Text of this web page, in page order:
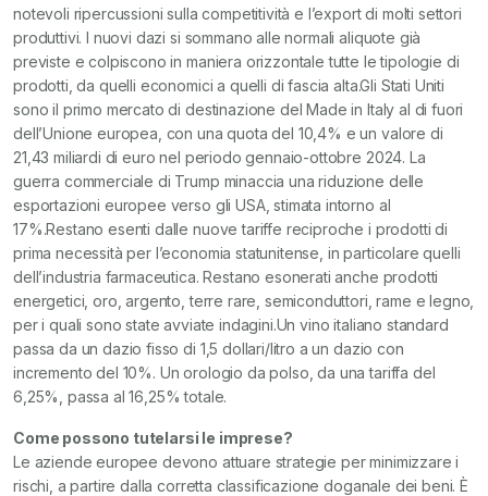
notevoli ripercussioni sulla competitività e l’export di molti settori
produttivi. I nuovi dazi si sommano alle normali aliquote già
previste e colpiscono in maniera orizzontale tutte le tipologie di
prodotti, da quelli economici a quelli di fascia alta.Gli Stati Uniti
sono il primo mercato di destinazione del Made in Italy al di fuori
dell’Unione europea, con una quota del 10,4% e un valore di
21,43 miliardi di euro nel periodo gennaio-ottobre 2024. La
guerra commerciale di Trump minaccia una riduzione delle
esportazioni europee verso gli USA, stimata intorno al
17%.Restano esenti dalle nuove tariffe reciproche i prodotti di
prima necessità per l’economia statunitense, in particolare quelli
dell’industria farmaceutica. Restano esonerati anche prodotti
energetici, oro, argento, terre rare, semiconduttori, rame e legno,
per i quali sono state avviate indagini.Un vino italiano standard
passa da un dazio fisso di 1,5 dollari/litro a un dazio con
incremento del 10%. Un orologio da polso, da una tariffa del
6,25%, passa al 16,25% totale.
Come possono tutelarsi le imprese?
Le aziende europee devono attuare strategie per minimizzare i
rischi, a partire dalla corretta classificazione doganale dei beni. È